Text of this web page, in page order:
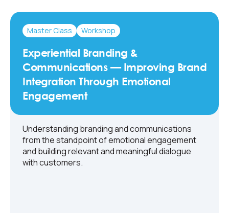
Master Class Workshop
Experiential Branding &
Communications — Improving Brand
Integration Through Emotional
Engagement
Understanding branding and communications
from the standpoint of emotional engagement
and building relevant and meaningful dialogue
with customers.